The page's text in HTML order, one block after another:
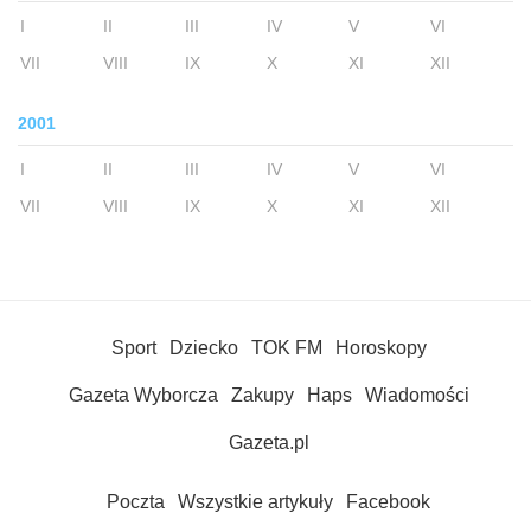
I II III IV V
VI
VII
VIII IX X XI XII
2001
I II III IV V
VI
VII
VIII IX X XI XII
Sport Dziecko TOK FM Horoskopy
Gazeta Wyborcza Zakupy Haps Wiadomości
Gazeta.pl
Poczta Wszystkie artykuły Facebook